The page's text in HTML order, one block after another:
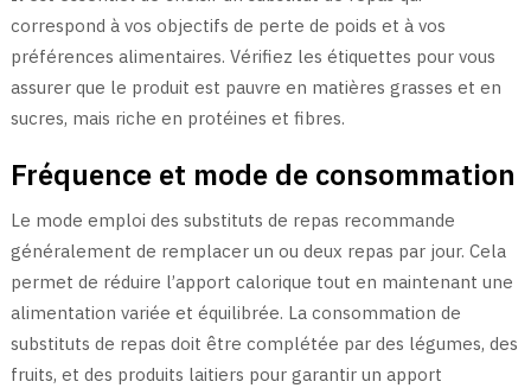
correspond à vos objectifs de perte de poids et à vos
préférences alimentaires. Vérifiez les étiquettes pour vous
assurer que le produit est pauvre en matières grasses et en
sucres, mais riche en protéines et fibres.
Fréquence et mode de consommation
Le mode emploi des substituts de repas recommande
généralement de remplacer un ou deux repas par jour. Cela
permet de réduire l’apport calorique tout en maintenant une
alimentation variée et équilibrée. La consommation de
substituts de repas doit être complétée par des légumes, des
fruits, et des produits laitiers pour garantir un apport